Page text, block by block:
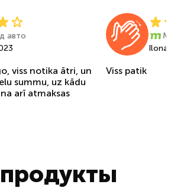
авто
viss notika ātri, un
summu, uz kādu
arī atmaksas
Ilona
Viss patik